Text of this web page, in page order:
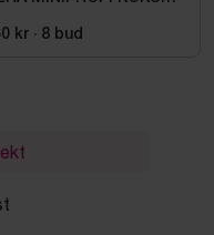
kr · 8 bud